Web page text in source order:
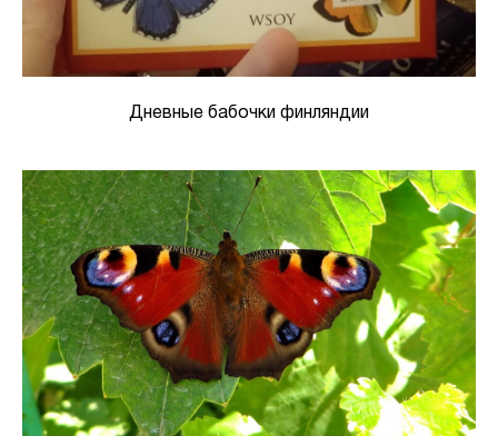
Дневные бабочки финляндии